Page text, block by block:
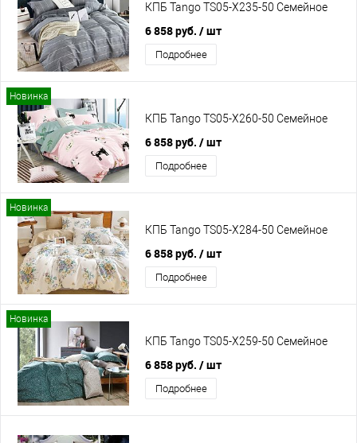
КПБ Tango TS05-X235-50 Семейное
6 858 руб. / шт
Подробнее
Новинка
КПБ Tango TS05-X260-50 Семейное
6 858 руб. / шт
Подробнее
Новинка
КПБ Tango TS05-X284-50 Семейное
6 858 руб. / шт
Подробнее
Новинка
КПБ Tango TS05-X259-50 Семейное
6 858 руб. / шт
Подробнее